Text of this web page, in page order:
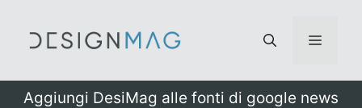
Menu
Aggiungi DesiMag alle fonti di google news